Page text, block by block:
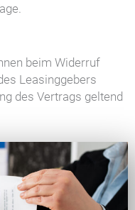
beim Widerruf
Leasinggebers
des Vertrags geltend